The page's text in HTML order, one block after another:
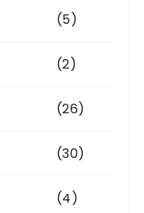
(5)
(2)
(26)
(30)
(4)